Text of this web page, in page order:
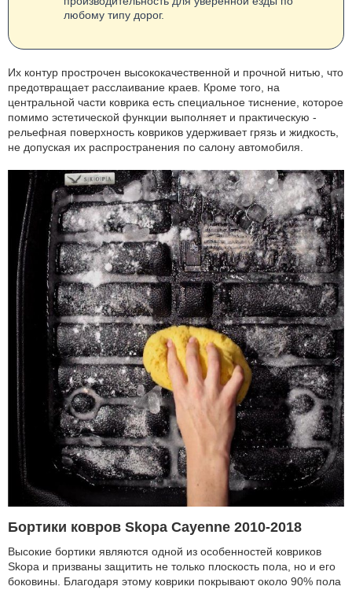
любому типу дорог.
Их контур прострочен высококачественной и прочной нитью, что
предотвращает расслаивание краев. Кроме того, на
центральной части коврика есть специальное тиснение, которое
помимо эстетической функции выполняет и практическую -
рельефная поверхность ковриков удерживает грязь и жидкость,
не допуская их распространения по салону автомобиля.
Бортики ковров Skopa Cayenne 2010-2018
Высокие бортики являются одной из особенностей ковриков
Skopa и призваны защитить не только плоскость пола, но и его
боковины. Благодаря этому коврики покрывают около 90% пола